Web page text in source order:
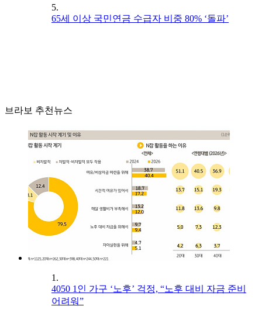
5.
65세 이상 국민연금 수급자 비중 80% ‘돌파’
브라보 추천뉴스
1.
4050 1인 가구 ‘노후’ 걱정, “노후 대비 자금 준비
어려워”